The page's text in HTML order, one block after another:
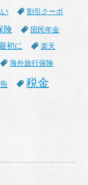
割引クーポ
険 国民年金
初に 楽天
海外旅行保険
税金